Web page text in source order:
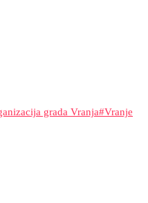
grada Vranja#Vranje